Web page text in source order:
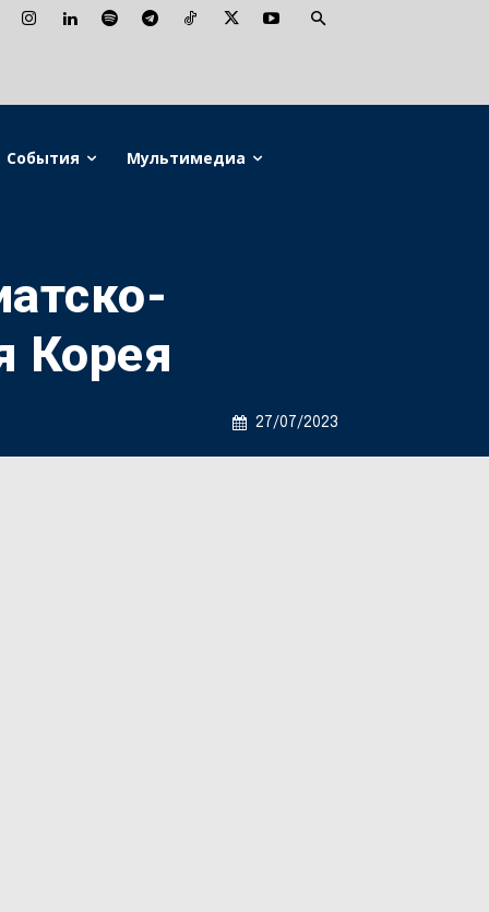
События Мультимедиа
Корея
27/07/2023